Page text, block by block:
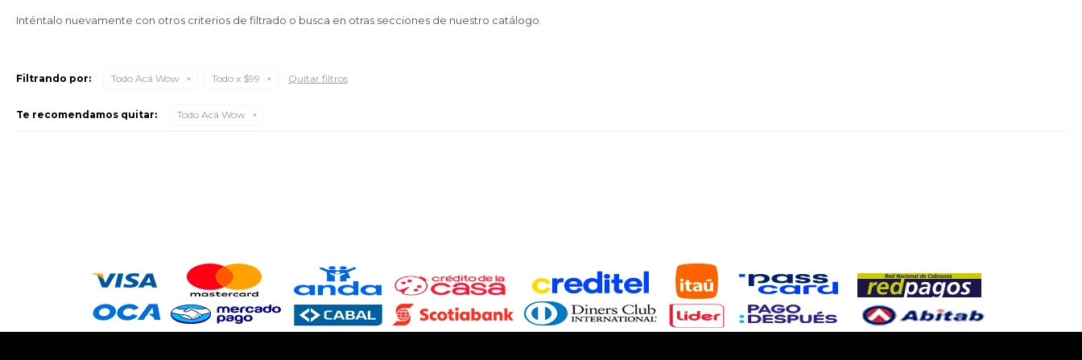
Inténtalo nuevamente con otros criterios de filtrado o busca en otras secciones de nuestro catálogo.
Filtrando por: Todo Acá Wow Todo x $99 Quitar filtros
Te recomendamos quitar: Todo Acá Wow